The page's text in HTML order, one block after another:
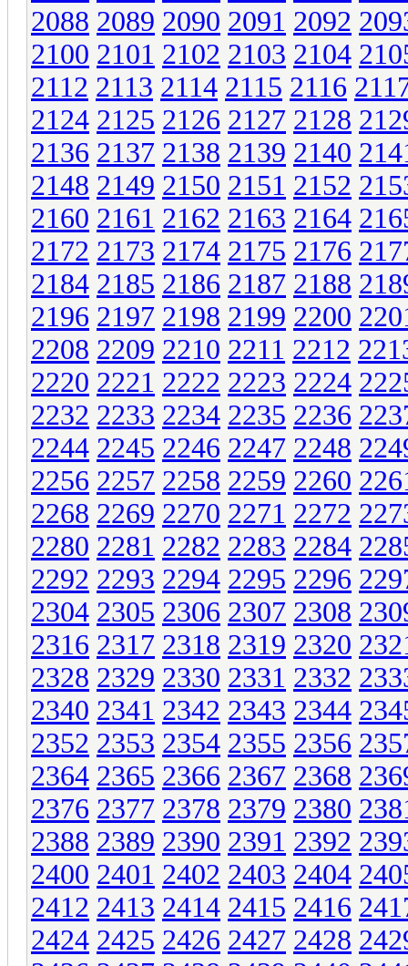
2088 2089 2090 2091 2092
2100 2101 2102 2103 2104
2112 2113 2114 2115 2116
2124 2125 2126 2127 2128
2136 2137 2138 2139 2140
2148 2149 2150 2151 2152
2160 2161 2162 2163 2164
2172 2173 2174 2175 2176
2184 2185 2186 2187 2188
2196 2197 2198 2199 2200
2208 2209 2210 2211 2212
2220 2221 2222 2223 2224
2232 2233 2234 2235 2236
2244 2245 2246 2247 2248
2256 2257 2258 2259 2260
2268 2269 2270 2271 2272
2280 2281 2282 2283 2284
2292 2293 2294 2295 2296
2304 2305 2306 2307 2308
2316 2317 2318 2319 2320
2328 2329 2330 2331 2332
2340 2341 2342 2343 2344
2352 2353 2354 2355 2356
2364 2365 2366 2367 2368
2376 2377 2378 2379 2380
2388 2389 2390 2391 2392
2400 2401 2402 2403 2404
2412 2413 2414 2415 2416
2424 2425 2426 2427 2428